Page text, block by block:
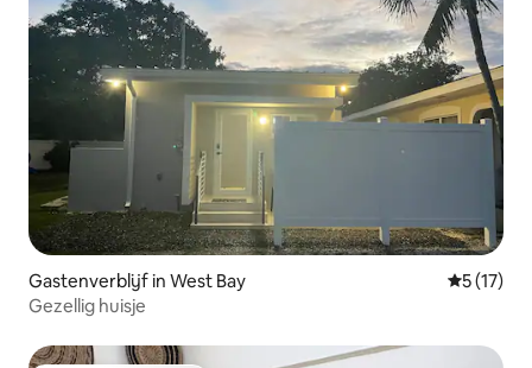
Gastenverblijf in West Bay
5 (17)
Gezellig huisje